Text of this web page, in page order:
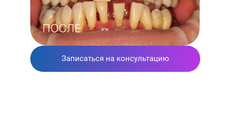
Записаться на консультацию